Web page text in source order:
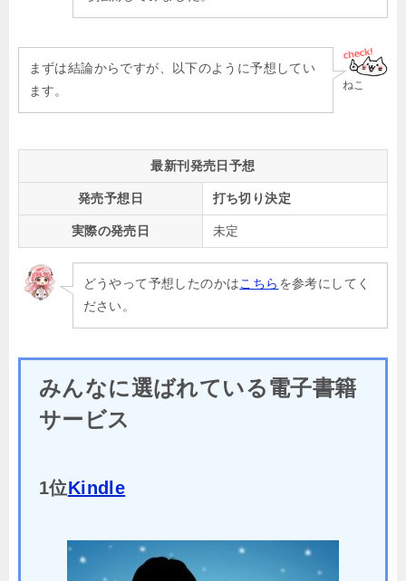
ねこ
まずは結論からですが、以下のように予想してい
ます。
最新刊発売日予想
発売予想日 打ち切り決定
実際の発売日 未定
どうやって予想したのかはこちら を参考にしてく
ださい。
みんなに選ばれている電子書籍
サービス
1位Kindle